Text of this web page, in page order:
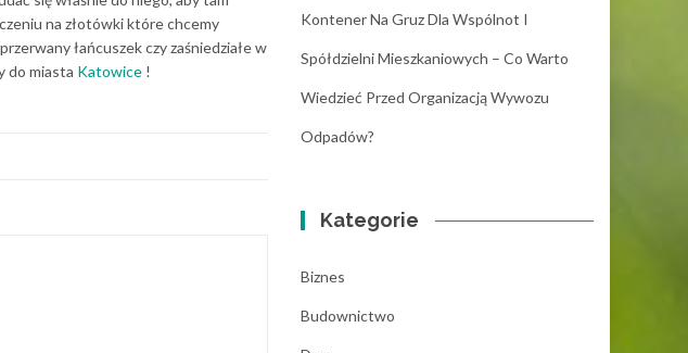
na złotówki które chcemy
łańcuszek czy zaśniedziałe w
do miasta Katowice !
Kontener Na Gruz Dla Wspólnot I
Spółdzielni Mieszkaniowych – Co Warto
Wiedzieć Przed Organizacją Wywozu
Odpadów?
Kategorie
Biznes
Budownictwo